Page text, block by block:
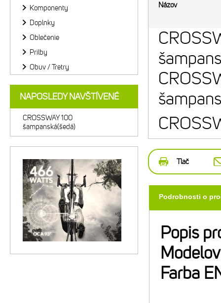
Názov
Tlač
Podrobnosti o
Popis
Farba
Komponenty
Doplnky
Oblečenie
Prilby
Obuv / Tretry
NAPOSLEDY NAVŠTÍVENÉ
CROSSWAY 100
šampanská(šedá)